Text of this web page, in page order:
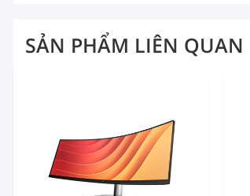
SẢN PHẨM LIÊN QUAN